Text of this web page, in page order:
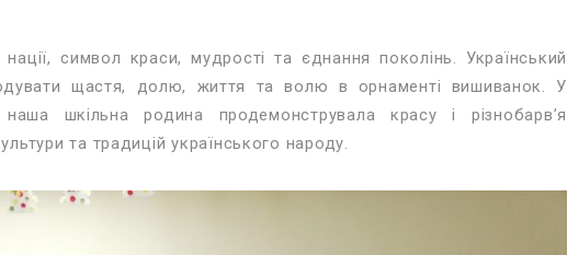
символ краси, мудрості та єднання поколінь. Український
щастя, долю, життя та волю в орнаменті вишиванок. У
шкільна родина продемонструвала красу і різнобарв’я
та традицій українського народу.